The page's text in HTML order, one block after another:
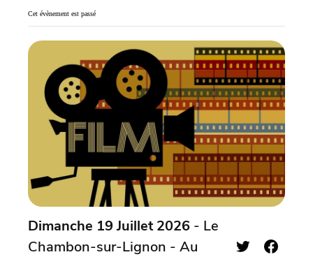
Cet évènement est passé
Dimanche 19 Juillet 2026 - Le
Chambon-sur-Lignon - Au